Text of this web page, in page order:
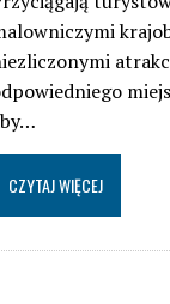
CZYTAJ WIĘCEJ